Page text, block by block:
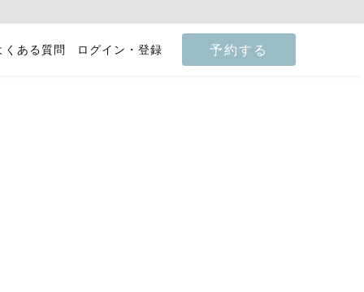
くある質問 ログイン・登録 予約する